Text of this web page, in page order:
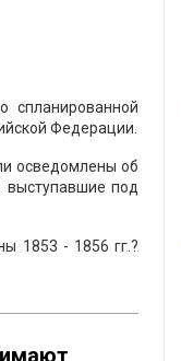
Федерации.
осведомлены об
выступавшие под
1853 - 1856 гг.?